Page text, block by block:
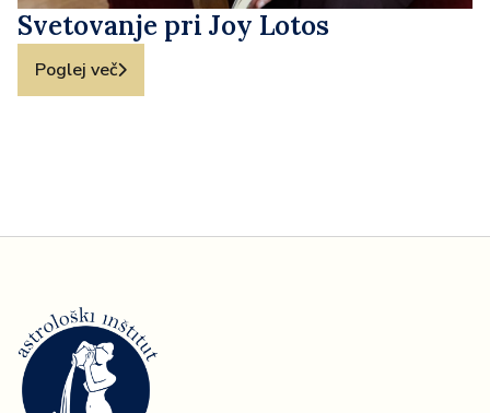
Svetovanje pri Joy Lotos
Poglej več